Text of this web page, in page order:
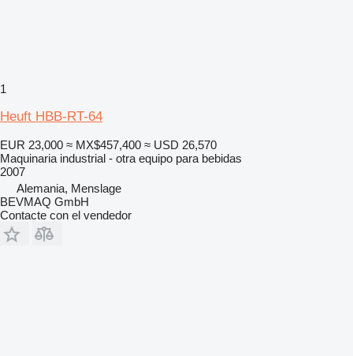
1
Heuft HBB-RT-64
EUR 23,000 ≈ MX$457,400 ≈ USD 26,570
Maquinaria industrial - otra equipo para bebidas
2007
Alemania, Menslage
BEVMAQ GmbH
Contacte con el vendedor